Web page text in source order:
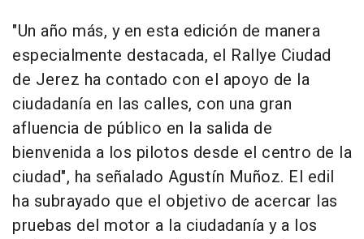
"Un año más, y en esta edición de manera
especialmente destacada, el Rallye Ciudad
de Jerez ha contado con el apoyo de la
ciudadanía en las calles, con una gran
afluencia de público en la salida de
bienvenida a los pilotos desde el centro de la
ciudad", ha señalado Agustín Muñoz. El edil
ha subrayado que el objetivo de acercar las
pruebas del motor a la ciudadanía y a los